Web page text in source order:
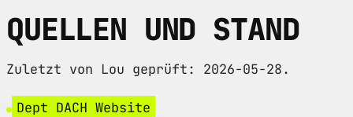
QUELLEN UND STAND
Zuletzt von Lou geprüft: 2026-05-28.
Dept DACH Website